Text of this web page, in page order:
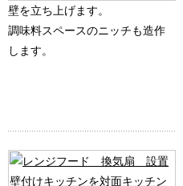
壁を立ち上げます。
調味料スペースのニッチも造作
します。